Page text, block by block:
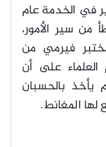
في الخدمة عام
من سير الأمور،
فيرمي من
على أن
بالحسبان
لها المغانط.